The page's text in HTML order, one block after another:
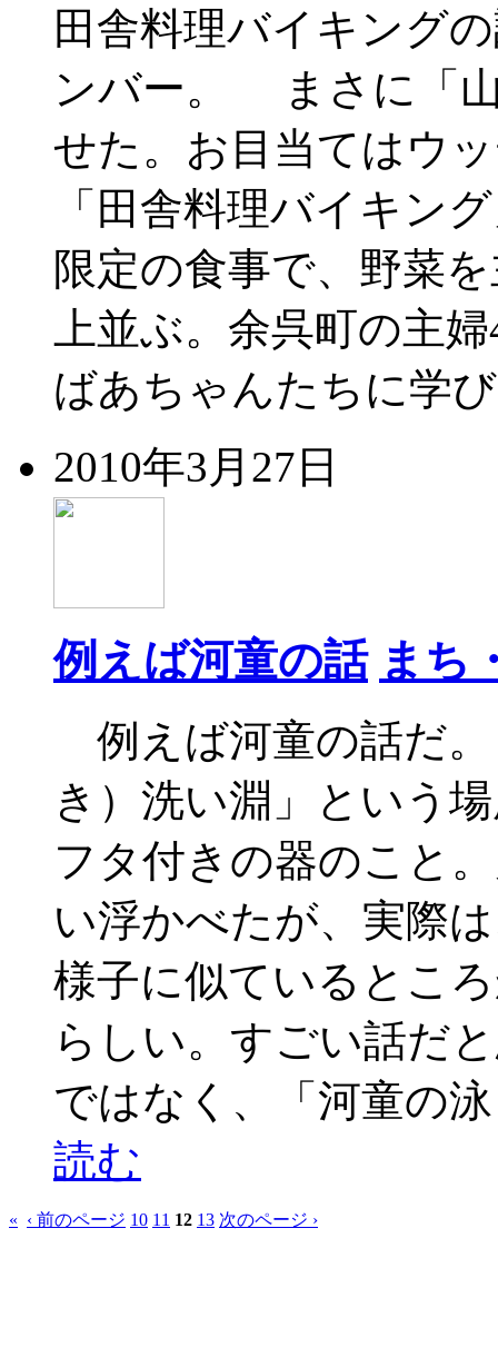
田舎料理バイキング
ンバー。 まさに「
せた。お目当てはウ
「田舎料理バイキン
限定の食事で、野菜
上並ぶ。余呉町の主
ばあちゃんたちに学
2010年3月27日
例えば河童の話 まち
例えば河童の話だ
き）洗い淵」という
フタ付きの器のこと
い浮かべたが、実際
様子に似ているとこ
らしい。すごい話だ
ではなく、「河童の
読む
« ‹ 前のページ 10 11 12 13 次のページ ›